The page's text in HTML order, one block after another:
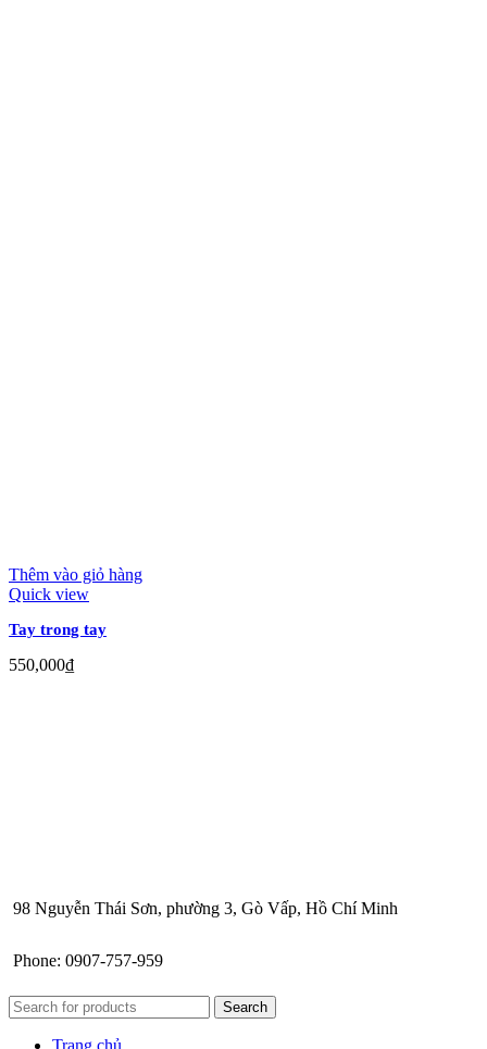
Thêm vào giỏ hàng
Quick view
Tay trong tay
550,000₫
98 Nguyễn Thái Sơn, phường 3, Gò Vấp, Hồ Chí Minh
Phone: 0907-757-959
Search